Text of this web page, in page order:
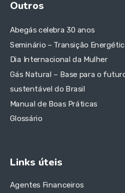
Outros
Abegás celebra 30 anos
Seminário – Transição
Dia Internacional da Mulher
Gás Natural – Base para o
sustentável do Brasil
Manual de Boas Práticas
Glossário
Links úteis
Agentes Financeiros